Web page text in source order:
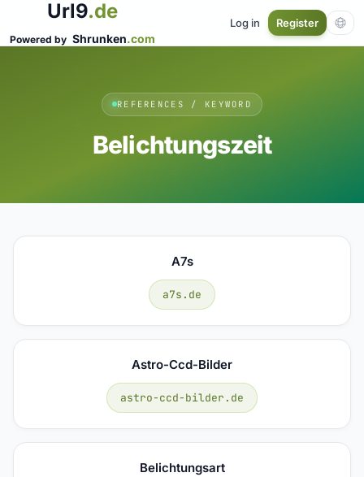
Url9.de
Powered by Shrunken.com
Log in Register
REFERENCES / KEYWORD
Belichtungszeit
A7s
a7s.de
Astro-Ccd-Bilder
astro-ccd-bilder.de
Belichtungsart